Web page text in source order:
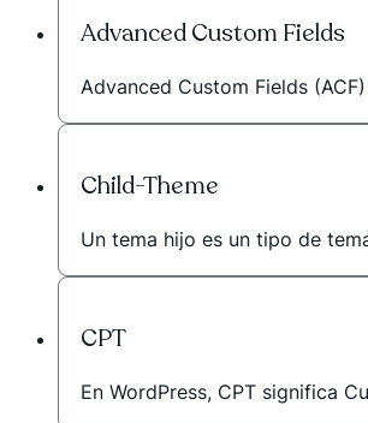
Advanced Custom Fields
Advanced Custom Fields
Child-Theme
Un tema hijo es un tipo de
CPT
En WordPress, CPT significa